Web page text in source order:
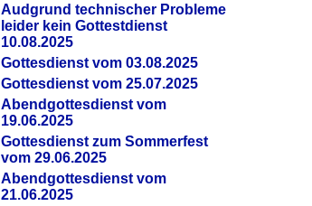
Audgrund technischer Probleme
leider kein Gottestdienst
10.08.2025
Gottesdienst vom 03.08.2025
Gottesdienst vom 25.07.2025
Abendgottesdienst vom
19.06.2025
Gottesdienst zum Sommerfest
vom 29.06.2025
Abendgottesdienst vom
21.06.2025